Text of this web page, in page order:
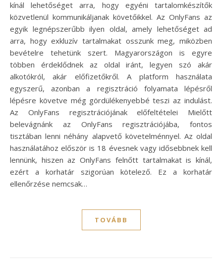
kínál lehetőséget arra, hogy egyéni tartalomkészítők
közvetlenül kommunikáljanak követőikkel. Az OnlyFans az
egyik legnépszerűbb ilyen oldal, amely lehetőséget ad
arra, hogy exkluzív tartalmakat osszunk meg, miközben
bevételre tehetünk szert. Magyarországon is egyre
többen érdeklődnek az oldal iránt, legyen szó akár
alkotókról, akár előfizetőkről. A platform használata
egyszerű, azonban a regisztráció folyamata lépésről
lépésre követve még gördülékenyebbé teszi az indulást.
Az OnlyFans regisztrációjának előfeltételei Mielőtt
belevágnánk az OnlyFans regisztrációjába, fontos
tisztában lenni néhány alapvető követelménnyel. Az oldal
használatához először is 18 évesnek vagy idősebbnek kell
lennünk, hiszen az OnlyFans felnőtt tartalmakat is kínál,
ezért a korhatár szigorúan kötelező. Ez a korhatár
ellenőrzése nemcsak…
TOVÁBB